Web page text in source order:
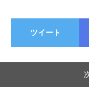
ツイート